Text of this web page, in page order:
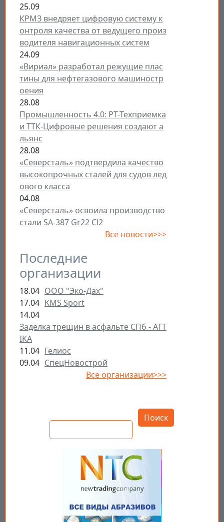
25.09
КРМЗ внедряет цифровую систему к
онтроля качества от ведущего произ
водителя навигационных систем
24.09
«Вириал» разработал режущие плас
тины для нефтегазового машиностр
оения
28.08
Промышленность 4.0: РТ-Техприемка
и ТТК-Цифровые решения создают а
льянс
28.08
«Северсталь» подтвердила качество
высокопрочных сталей для судов лед
ового класса
04.08
«Северсталь» освоила производство
стали SA-387 Gr22 Cl2
Все новости>>>
Последние
организации
18.04 ООО "Эко-Дах"
17.04 KMS Sport
14.04
Заделка трещин в асфальте СПб - ATT
IKA
11.04 Гелиос
09.04 СпецНовострой
Все организации>>>